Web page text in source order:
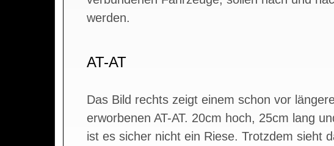
werden.
AT-AT
Das Bild rechts zeigt einem schon vor
erworbenen AT-AT. 20cm hoch, 25cm lang
ist es sicher nicht ein Riese. Trotzdem sieht